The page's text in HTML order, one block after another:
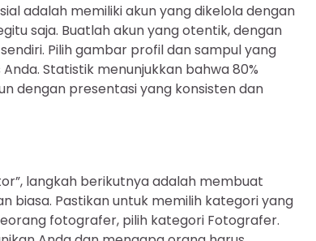
adalah memiliki akun yang dikelola dengan
saja. Buatlah akun yang otentik, dengan
Pilih gambar profil dan sampul yang
Statistik menunjukkan bahwa 80%
dengan presentasi yang konsisten dan
langkah berikutnya adalah membuat
biasa. Pastikan untuk memilih kategori yang
fotografer, pilih kategori Fotografer.